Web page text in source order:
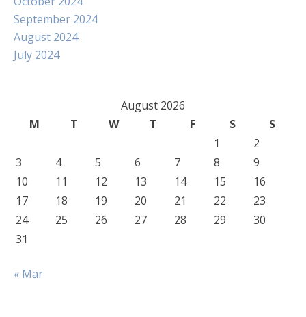
September 2024
August 2024
July 2024
August 2026
M
T W T F S
S
1
2
3
4 5 6 7 8
9
10
11 12 13 14 15
16
17
18 19 20 21 22
23
24
25 26 27 28 29
30
31
« Mar